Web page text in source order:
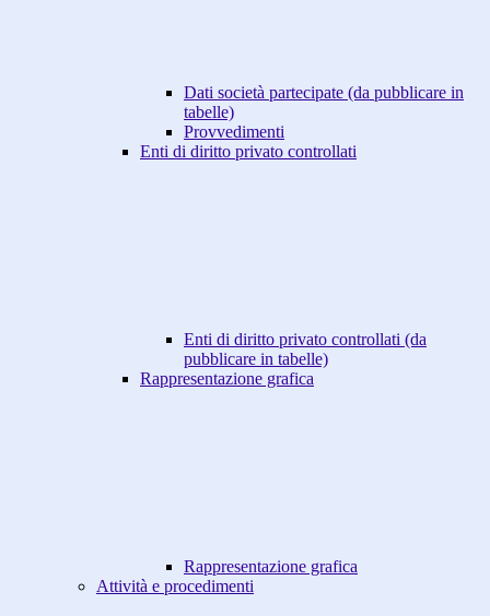
Dati società partecipate (da pubblicare in
tabelle)
Provvedimenti
Enti di diritto privato controllati
Enti di diritto privato controllati (da
pubblicare in tabelle)
Rappresentazione grafica
Rappresentazione grafica
Attività e procedimenti